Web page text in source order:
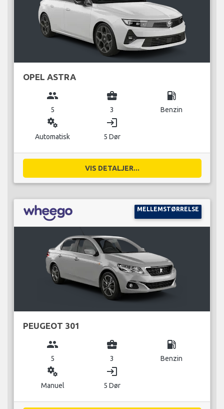
OPEL ASTRA
group
5
business_center
3
local_gas_station
Benzin
miscellaneous_services
Automatisk
login
5 Dør
VIS DETALJER...
MELLEMSTØRRELSE
PEUGEOT 301
group
5
business_center
3
local_gas_station
Benzin
miscellaneous_services
Manuel
login
5 Dør